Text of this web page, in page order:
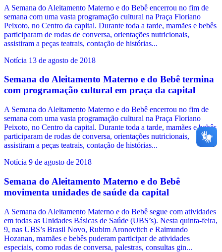
A Semana do Aleitamento Materno e do Bebê encerrou no fim de
semana com uma vasta programação cultural na Praça Floriano
Peixoto, no Centro da capital. Durante toda a tarde, mamães e bebês
participaram de rodas de conversa, orientações nutricionais,
assistiram a peças teatrais, contação de histórias...
Notícia 13 de agosto de 2018
Semana do Aleitamento Materno e do Bebê termina
com programação cultural em praça da capital
A Semana do Aleitamento Materno e do Bebê encerrou no fim de
semana com uma vasta programação cultural na Praça Floriano
Peixoto, no Centro da capital. Durante toda a tarde, mamães e bebês
participaram de rodas de conversa, orientações nutricionais,
assistiram a peças teatrais, contação de histórias...
Notícia 9 de agosto de 2018
Semana do Aleitamento Materno e do Bebê
movimenta unidades de saúde da capital
A Semana do Aleitamento Materno e do Bebê segue com atividades
em todas as Unidades Básicas de Saúde (UBS’s). Nesta quinta-feira,
9, nas UBS’s Brasil Novo, Rubim Aronovitch e Raimundo
Hozanan, mamães e bebês puderam participar de atividades
especiais, como rodas de conversa, palestras, consultas gin...